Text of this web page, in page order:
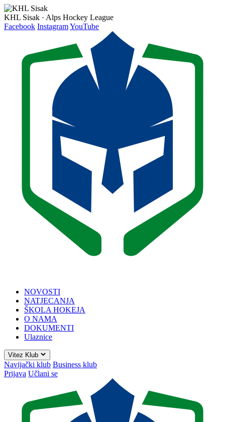
KHL Sisak · Alps Hockey League
Facebook InstagramYouTube
NOVOSTI
NATJECANJA
ŠKOLA HOKEJA
O NAMA
DOKUMENTI
Ulaznice
Vitez Klub
Navijački klub Business klub
Prijava Učlani se